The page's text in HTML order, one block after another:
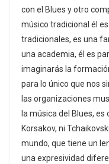
con el Blues y otro
músico tradicional él
tradicionales, es una
una academia, él es
imaginarás la
para lo único que nos
las organizaciones
la música del Blues,
Korsakov, ni
mundo, que tiene un
una expresividad